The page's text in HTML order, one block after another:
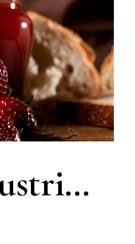
Mermeladas Industriales: Calidad Y Practicidad Para Tu Producción